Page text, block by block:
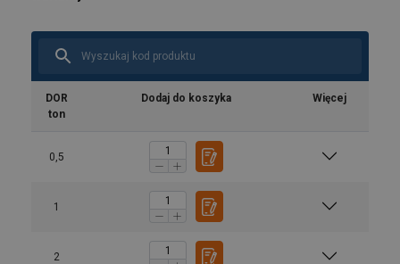
DOR
ton
Dodaj do koszyka Więcej
0,5
1
2